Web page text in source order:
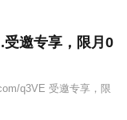
受邀专享，限月0
q3VE 受邀专享，限